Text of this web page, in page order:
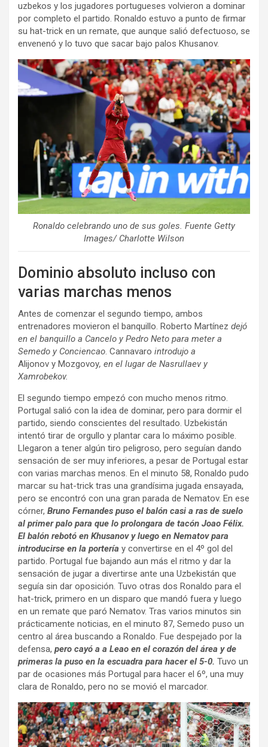
uzbekos y los jugadores portugueses volvieron a dominar
por completo el partido. Ronaldo estuvo a punto de firmar
su hat-trick en un remate, que aunque salió defectuoso, se
envenenó y lo tuvo que sacar bajo palos Khusanov.
Ronaldo celebrando uno de sus goles. Fuente Getty
Images/ Charlotte Wilson
Dominio absoluto incluso con
varias marchas menos
Antes de comenzar el segundo tiempo, ambos
entrenadores movieron el banquillo. Roberto Martínez dejó
en el banquillo a Cancelo y Pedro Neto para meter a
Semedo y Conciencao. Cannavaro introdujo a
Alijonov y Mozgovoy, en el lugar de Nasrullaev y
Xamrobekov.
El segundo tiempo empezó con mucho menos ritmo.
Portugal salió con la idea de dominar, pero para dormir el
partido, siendo conscientes del resultado. Uzbekistán
intentó tirar de orgullo y plantar cara lo máximo posible.
Llegaron a tener algún tiro peligroso, pero seguían dando
sensación de ser muy inferiores, a pesar de Portugal estar
con varias marchas menos. En el minuto 58, Ronaldo pudo
marcar su hat-trick tras una grandísima jugada ensayada,
pero se encontró con una gran parada de Nematov. En ese
córner, Bruno Fernandes puso el balón casi a ras de suelo
al primer palo para que lo prolongara de tacón Joao Félix.
El balón rebotó en Khusanov y luego en Nematov para
introducirse en la portería y convertirse en el 4º gol del
partido. Portugal fue bajando aun más el ritmo y dar la
sensación de jugar a divertirse ante una Uzbekistán que
seguía sin dar oposición. Tuvo otras dos Ronaldo para el
hat-trick, primero en un disparo que mandó fuera y luego
en un remate que paró Nematov. Tras varios minutos sin
prácticamente noticias, en el minuto 87, Semedo puso un
centro al área buscando a Ronaldo. Fue despejado por la
defensa, pero cayó a a Leao en el corazón del área y de
primeras la puso en la escuadra para hacer el 5-0. Tuvo un
par de ocasiones más Portugal para hacer el 6º, una muy
clara de Ronaldo, pero no se movió el marcador.